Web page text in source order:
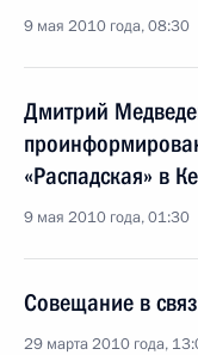
9 мая 2010 года, 08:30
Дмитрий
«Распадская» в
9 мая 2010 года, 01:30
Совещание в
29 марта 2010 года,